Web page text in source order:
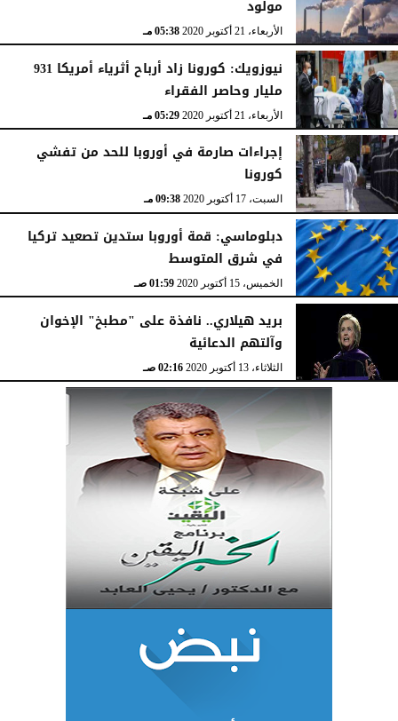
مولود
الأربعاء، 21 أكتوبر 2020 05:38 مـ
نيوزويك: كورونا زاد أرباح أثرياء أمريكا 931
مليار وحاصر الفقراء
الأربعاء، 21 أكتوبر 2020 05:29 مـ
إجراءات صارمة في أوروبا للحد من تفشي
كورونا
السبت، 17 أكتوبر 2020 09:38 مـ
دبلوماسي: قمة أوروبا ستدين تصعيد تركيا
في شرق المتوسط
الخميس، 15 أكتوبر 2020 01:59 صـ
بريد هيلاري.. نافذة على "مطبخ" الإخوان
وآلتهم الدعائية
الثلاثاء، 13 أكتوبر 2020 02:16 صـ